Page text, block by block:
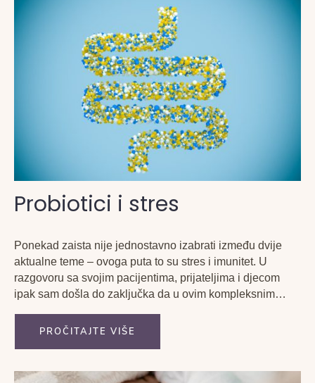
Probiotici i stres
Ponekad zaista nije jednostavno izabrati između dvije
aktualne teme – ovoga puta to su stres i imunitet. U
razgovoru sa svojim pacijentima, prijateljima i djecom
ipak sam došla do zaključka da u ovim kompleksnim
PROČITAJTE VIŠE